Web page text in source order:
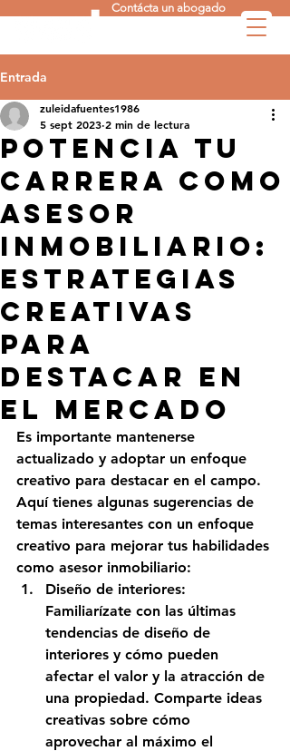
Contácta un abogado
Entrada
Potencia tu
Carrera como
Asesor
Inmobiliario:
Estrategias
Creativas
para
Destacar en
el Mercado
zuleidafuentes1986
5 sept 2023 2 min de lectura
Es importante mantenerse
actualizado y adoptar un enfoque
creativo para destacar en el campo.
Aquí tienes algunas sugerencias de
temas interesantes con un enfoque
creativo para mejorar tus habilidades
como asesor inmobiliario:
Diseño de interiores:
Familiarízate con las últimas
tendencias de diseño de
interiores y cómo pueden
afectar el valor y la atracción de
una propiedad. Comparte ideas
creativas sobre cómo
aprovechar al máximo el